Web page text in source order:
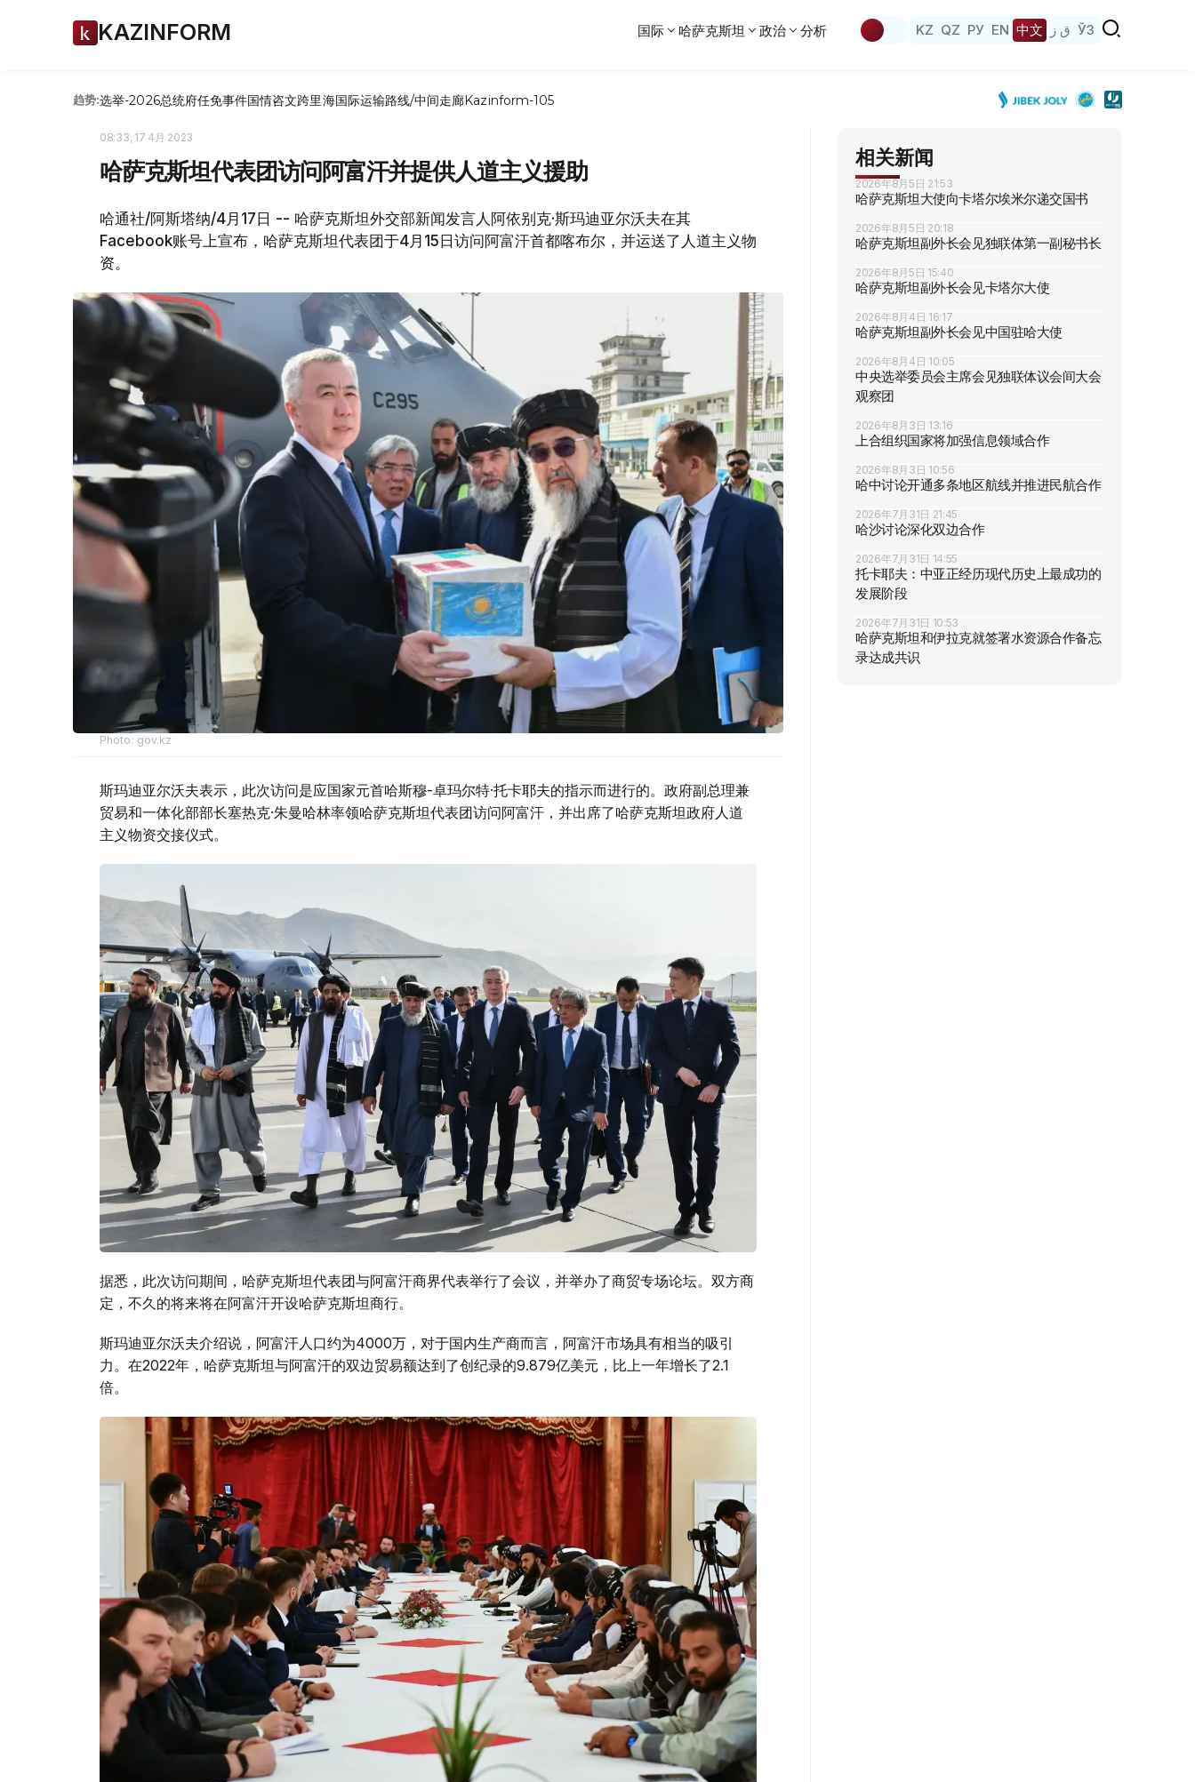
KAZINFORM 国际 哈萨克斯坦 政治 分析 KZ QZ РУ EN 中文 ق ز ЎЗ
趋势:选举-2026总统府任免事件国情咨文跨里海国际运输路线/中间走廊Kazinform-105
08:33, 17 4月 2023
哈萨克斯坦代表团访问阿富汗并提供人道主义援助
哈通社/阿斯塔纳/4月17日 -- 哈萨克斯坦外交部新闻发言人阿依别克·斯玛迪亚尔沃夫在其
Facebook账号上宣布，哈萨克斯坦代表团于4月15日访问阿富汗首都喀布尔，并运送了人道主义物
资。
Photo: gov.kz
斯玛迪亚尔沃夫表示，此次访问是应国家元首哈斯穆-卓玛尔特·托卡耶夫的指示而进行的。政府副总理兼
贸易和一体化部部长塞热克·朱曼哈林率领哈萨克斯坦代表团访问阿富汗，并出席了哈萨克斯坦政府人道
主义物资交接仪式。
据悉，此次访问期间，哈萨克斯坦代表团与阿富汗商界代表举行了会议，并举办了商贸专场论坛。双方商
定，不久的将来将在阿富汗开设哈萨克斯坦商行。
斯玛迪亚尔沃夫介绍说，阿富汗人口约为4000万，对于国内生产商而言，阿富汗市场具有相当的吸引
力。在2022年，哈萨克斯坦与阿富汗的双边贸易额达到了创纪录的9.879亿美元，比上一年增长了2.1
倍。
相关新闻
2026年8月5日 21:53
哈萨克斯坦大使向卡塔尔埃米尔递交国书
2026年8月5日 20:18
哈萨克斯坦副外长会见独联体第一副秘书长
2026年8月5日 15:40
哈萨克斯坦副外长会见卡塔尔大使
2026年8月4日 16:17
哈萨克斯坦副外长会见中国驻哈大使
2026年8月4日 10:05
中央选举委员会主席会见独联体议会间大会
观察团
2026年8月3日 13:16
上合组织国家将加强信息领域合作
2026年8月3日 10:56
哈中讨论开通多条地区航线并推进民航合作
2026年7月31日 21:45
哈沙讨论深化双边合作
2026年7月31日 14:55
托卡耶夫：中亚正经历现代历史上最成功的
发展阶段
2026年7月31日 10:53
哈萨克斯坦和伊拉克就签署水资源合作备忘
录达成共识